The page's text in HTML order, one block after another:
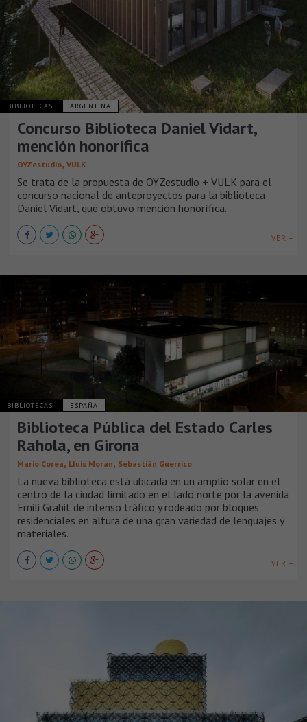
BIBLIOTECAS ARGENTINA
Concurso Biblioteca Daniel Vidart,
mención honorífica
OYZestudio, VULK
Se trata de la propuesta de OYZestudio + VULK para el
concurso nacional de anteproyectos para la biblioteca
Daniel Vidart, que obtuvo mención honorífica.
VER +
BIBLIOTECAS ESPAÑA
Biblioteca Pública del Estado Carles
Rahola, en Girona
Mario Corea, Lluis Moran, Sebastián Guerrico
La nueva biblioteca está ubicada en un amplio solar en el
centro de la ciudad limitado en el lado norte por la avenida
Emili Grahit de intenso tráfico y rodeado por bloques
residenciales en altura de una gran variedad de lenguajes y
materiales.
VER +